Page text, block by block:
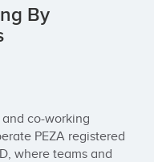
By
and co-working
PEZA registered
where teams and